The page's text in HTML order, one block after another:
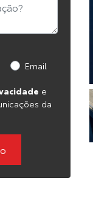
Email
e
da